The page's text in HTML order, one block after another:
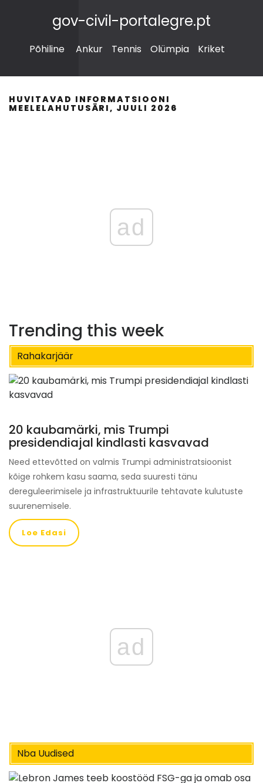
gov-civil-portalegre.pt
Põhiline Ankur Tennis Olümpia Kriket
HUVITAVAD INFORMATSIOONI
MEELELAHUTUSÄRI, JUULI 2026
ad
Trending this week
Rahakarjäär
20 kaubamärki, mis Trumpi
presidendiajal kindlasti kasvavad
Need ettevõtted on valmis Trumpi administratsioonist
kõige rohkem kasu saama, seda suuresti tänu
dereguleerimisele ja infrastruktuurile tehtavate kulutuste
suurenemisele.
Loe Edasi
ad
Nba Uudised